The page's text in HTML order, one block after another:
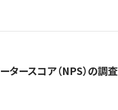
タースコア（NPS）の調